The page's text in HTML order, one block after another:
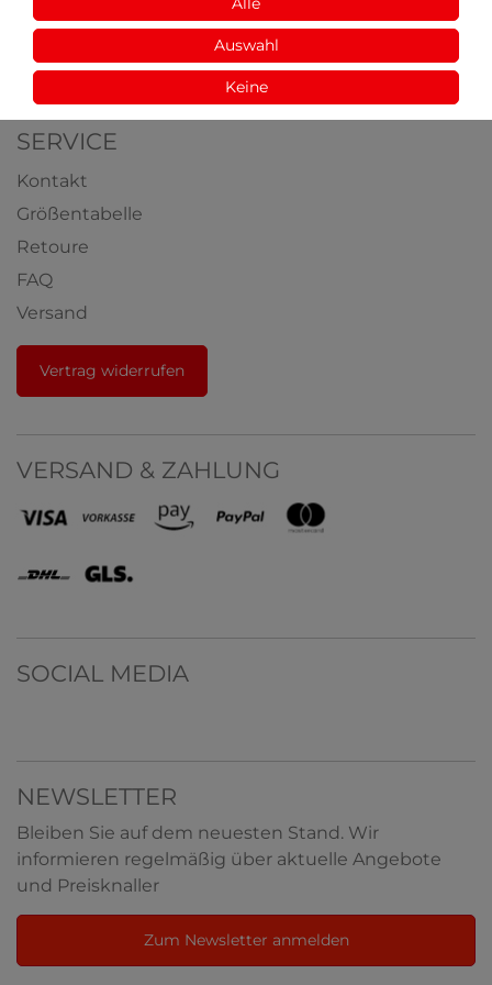
Videos
Auszeichnungen
SERVICE
Kontakt
Größentabelle
Retoure
FAQ
Versand
Vertrag widerrufen
VERSAND & ZAHLUNG
SOCIAL MEDIA
NEWSLETTER
Bleiben Sie auf dem neuesten Stand. Wir
informieren regelmäßig über aktuelle Angebote
und Preisknaller
Zum Newsletter anmelden
Auswahl
Keine